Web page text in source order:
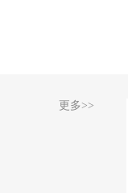
更多>>